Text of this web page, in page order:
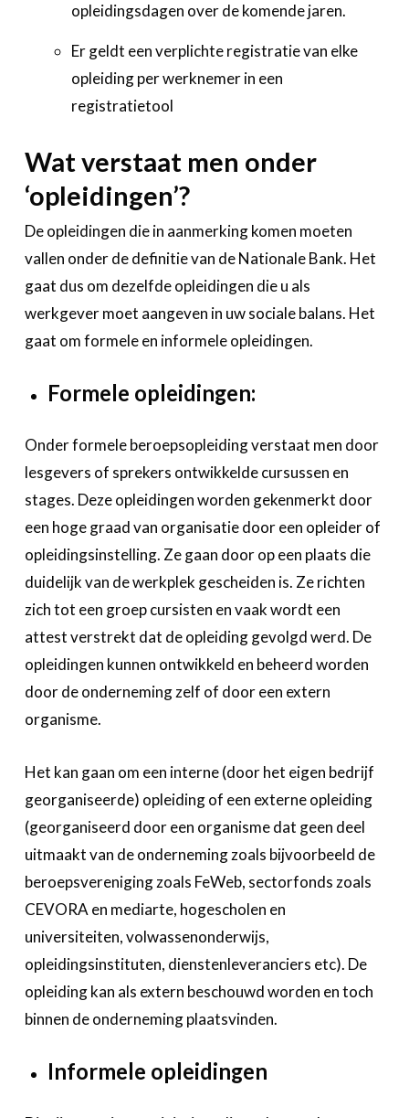
opleidingsdagen over de komende jaren.
Er geldt een verplichte registratie van elke
opleiding per werknemer in een
registratietool
Wat verstaat men onder
‘opleidingen’?
De opleidingen die in aanmerking komen moeten
vallen onder de definitie van de Nationale Bank. Het
gaat dus om dezelfde opleidingen die u als
werkgever moet aangeven in uw sociale balans. Het
gaat om formele en informele opleidingen.
Formele opleidingen:
Onder formele beroepsopleiding verstaat men door
lesgevers of sprekers ontwikkelde cursussen en
stages. Deze opleidingen worden gekenmerkt door
een hoge graad van organisatie door een opleider of
opleidingsinstelling. Ze gaan door op een plaats die
duidelijk van de werkplek gescheiden is. Ze richten
zich tot een groep cursisten en vaak wordt een
attest verstrekt dat de opleiding gevolgd werd. De
opleidingen kunnen ontwikkeld en beheerd worden
door de onderneming zelf of door een extern
organisme.
Het kan gaan om een interne (door het eigen bedrijf
georganiseerde) opleiding of een externe opleiding
(georganiseerd door een organisme dat geen deel
uitmaakt van de onderneming zoals bijvoorbeeld de
beroepsvereniging zoals FeWeb, sectorfonds zoals
CEVORA en mediarte, hogescholen en
universiteiten, volwassenonderwijs,
opleidingsinstituten, dienstenleveranciers etc). De
opleiding kan als extern beschouwd worden en toch
binnen de onderneming plaatsvinden.
Informele opleidingen